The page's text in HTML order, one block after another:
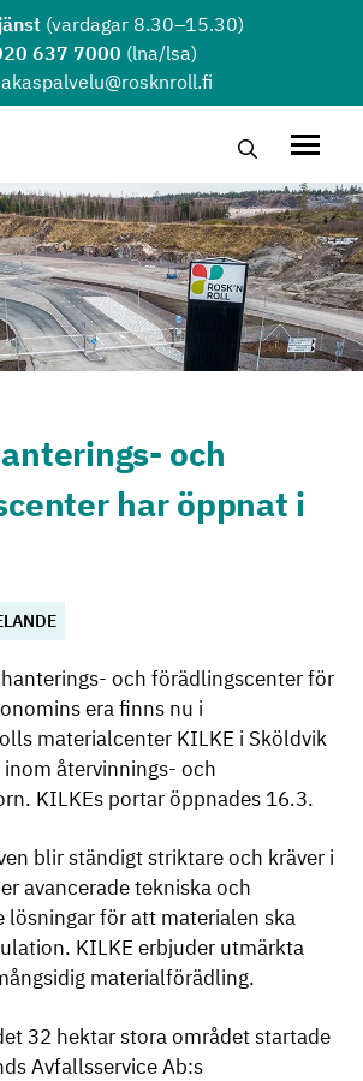
(vardagar 8.30–15.30)
637 7000 (lna/lsa)
Sök …
och
har öppnat i
och förädlingscenter för
era finns nu i
materialcenter KILKE i Sköldvik
återvinnings- och
KILKEs portar öppnades 16.3.
blir ständigt striktare och kräver i
avancerade tekniska och
lösningar för att materialen ska
KILKE erbjuder utmärkta
materialförädling.
32 hektar stora området startade
Avfallsservice Ab:s